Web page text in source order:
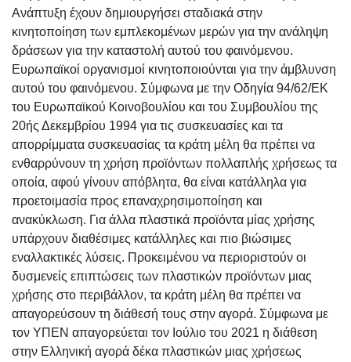
Ανάπτυξη έχουν δημιουργήσει σταδιακά στην
κινητοποίηση των εμπλεκομένων μερών για την ανάληψη
δράσεων για την καταστολή αυτού του φαινόμενου.
Ευρωπαϊκοί οργανισμοί κινητοποιούνται για την άμβλυνση
αυτού του φαινόμενου. Σύμφωνα με την Οδηγία 94/62/ΕΚ
του Ευρωπαϊκού Κοινοβουλίου και του Συμβουλίου της
20ής Δεκεμβρίου 1994 για τις συσκευασίες και τα
απορρίμματα συσκευασίας τα κράτη μέλη θα πρέπει να
ενθαρρύνουν τη χρήση προϊόντων πολλαπλής χρήσεως τα
οποία, αφού γίνουν απόβλητα, θα είναι κατάλληλα για
προετοιμασία προς επαναχρησιμοποίηση και
ανακύκλωση. Για άλλα πλαστικά προϊόντα μίας χρήσης
υπάρχουν διαθέσιμες κατάλληλες και πιο βιώσιμες
εναλλακτικές λύσεις. Προκειμένου να περιοριστούν οι
δυσμενείς επιπτώσεις των πλαστικών προϊόντων μιας
χρήσης στο περιβάλλον, τα κράτη μέλη θα πρέπει να
απαγορεύσουν τη διάθεσή τους στην αγορά. Σύμφωνα με
τον ΥΠΕΝ απαγορεύεται τον Ιούλιο του 2021 η διάθεση
στην Ελληνική αγορά δέκα πλαστικών μιας χρήσεως